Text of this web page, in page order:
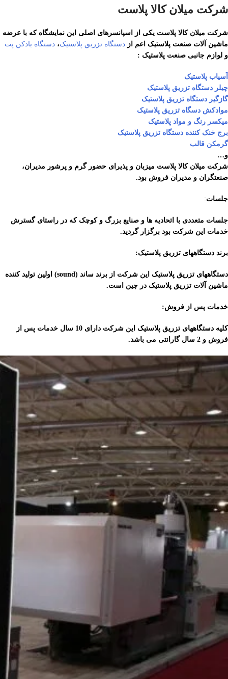
شرکت میلان کالا پلاست
شرکت میلان کالا پلاست یکی از اسپانسرهای اصلی این نمایشگاه که با عرضه
ماشین آلات صنعت پلاستیک اعم از دستگاه تزریق پلاستیک، دستگاه بادکن پت
و لوازم جانبی صنعت پلاستیک :
آسیاب پلاستیک
چیلر دستگاه تزریق پلاستیک
گازگیر دستگاه تزریق پلاستیک
موادکش دسگاه تزریق پلاستیک
میکسر رنگ و مواد پلاستیک
برج خنک کننده دستگاه تزریق پلاستیک
گرمکن قالب
و…
شرکت میلان کالا پلاست میزبان و پذیرای حضور گرم و پرشور مدیران،
صنعتگران و مدیران فروش بود.
جلسات:
جلسات متعددی با اتحادیه ها و صنایع بزرگ و کوچک که در راستای گسترش
خدمات این شرکت بود برگزار گردید.
برند دستگاههای تزریق پلاستیک:
دستگاههای تزریق پلاستیک این شرکت از برند ساند (sound) اولین تولید کننده
ماشین آلات تزریق پلاستیک در چین است.
خدمات پس از فروش:
کلیه دستگاههای تزریق پلاستیک این شرکت دارای 10 سال خدمات پس از
فروش و 2 سال گارانتی می باشد.